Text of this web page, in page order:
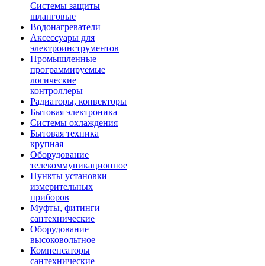
Системы защиты
шланговые
Водонагреватели
Аксессуары для
электроинструментов
Промышленные
программируемые
логические
контроллеры
Радиаторы, конвекторы
Бытовая электроника
Системы охлаждения
Бытовая техника
крупная
Оборудование
телекоммуникационное
Пункты установки
измерительных
приборов
Муфты, фитинги
сантехнические
Оборудование
высоковольтное
Компенсаторы
сантехнические